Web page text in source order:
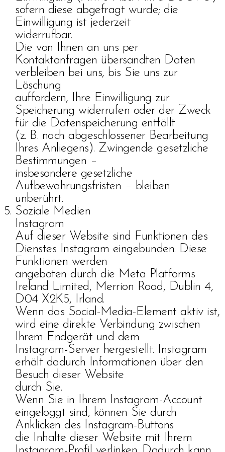
sofern diese abgefragt wurde; die
Einwilligung ist jederzeit
widerrufbar.
Die von Ihnen an uns per
Kontaktanfragen übersandten Daten
verbleiben bei uns, bis Sie uns zur
Löschung
auffordern, Ihre Einwilligung zur
Speicherung widerrufen oder der Zweck
für die Datenspeicherung entfällt
(z. B. nach abgeschlossener Bearbeitung
Ihres Anliegens). Zwingende gesetzliche
Bestimmungen –
insbesondere gesetzliche
Aufbewahrungsfristen – bleiben
unberührt.
Soziale Medien
Instagram
Auf dieser Website sind Funktionen des
Dienstes Instagram eingebunden. Diese
Funktionen werden
angeboten durch die Meta Platforms
Ireland Limited, Merrion Road, Dublin 4,
D04 X2K5, Irland.
Wenn das Social-Media-Element aktiv ist,
wird eine direkte Verbindung zwischen
Ihrem Endgerät und dem
Instagram-Server hergestellt. Instagram
erhält dadurch Informationen über den
Besuch dieser Website
durch Sie.
Wenn Sie in Ihrem Instagram-Account
eingeloggt sind, können Sie durch
Anklicken des Instagram-Buttons
die Inhalte dieser Website mit Ihrem